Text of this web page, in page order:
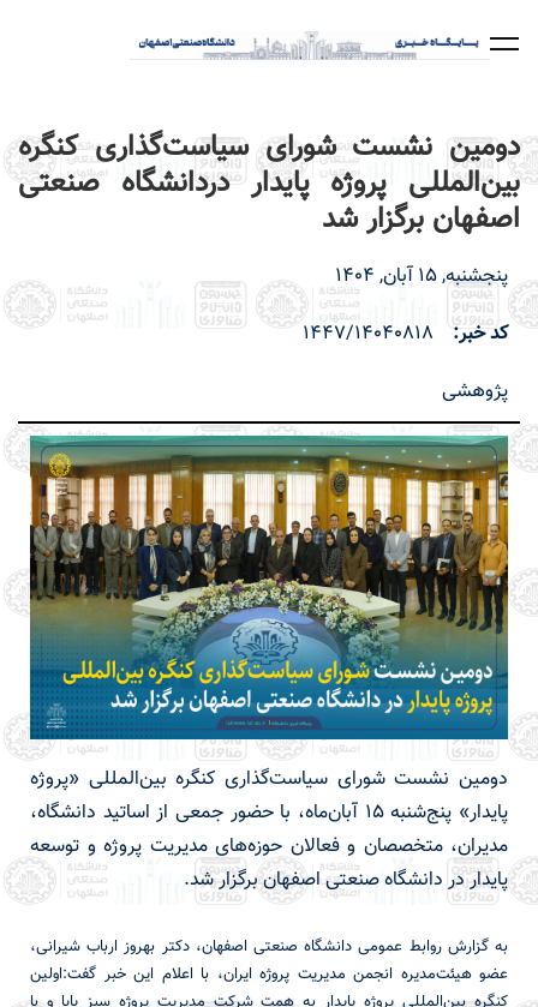
دومین نشست شورای سیاست‌گذاری کنگره
بین‌المللی پروژه پایدار دردانشگاه صنعتی
اصفهان برگزار شد
پنجشنبه, 15 آبان, 1404
کد خبر
1447/14040818
پژوهشی
دومین نشست شورای سیاست‌گذاری کنگره بین‌المللی «پروژه
پایدار» پنج‌شنبه ۱۵ آبان‌ماه، با حضور جمعی از اساتید دانشگاه،
مدیران، متخصصان و فعالان حوزه‌های مدیریت پروژه و توسعه
پایدار در دانشگاه صنعتی اصفهان برگزار شد.
به گزارش روابط عمومی دانشگاه صنعتی اصفهان، دکتر بهروز ارباب شیرانی،
عضو هیئت‌مدیره انجمن مدیریت پروژه ایران، با اعلام این خبر گفت:اولین